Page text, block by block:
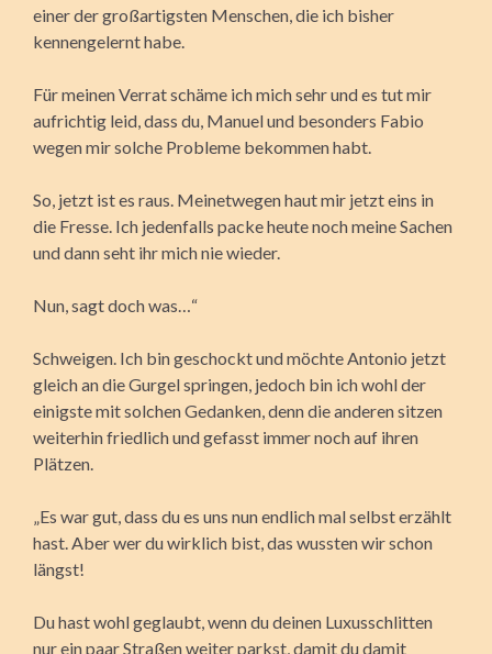
einer der großartigsten Menschen, die ich bisher
kennengelernt habe.
Für meinen Verrat schäme ich mich sehr und es tut mir
aufrichtig leid, dass du, Manuel und besonders Fabio
wegen mir solche Probleme bekommen habt.
So, jetzt ist es raus. Meinetwegen haut mir jetzt eins in
die Fresse. Ich jedenfalls packe heute noch meine Sachen
und dann seht ihr mich nie wieder.
Nun, sagt doch was…“
Schweigen. Ich bin geschockt und möchte Antonio jetzt
gleich an die Gurgel springen, jedoch bin ich wohl der
einigste mit solchen Gedanken, denn die anderen sitzen
weiterhin friedlich und gefasst immer noch auf ihren
Plätzen.
„Es war gut, dass du es uns nun endlich mal selbst erzählt
hast. Aber wer du wirklich bist, das wussten wir schon
längst!
Du hast wohl geglaubt, wenn du deinen Luxusschlitten
nur ein paar Straßen weiter parkst, damit du damit